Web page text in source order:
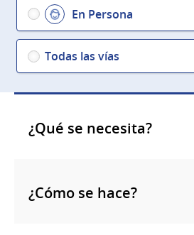
En Persona
Todas las vías
¿Qué se necesita?
¿Cómo se hace?